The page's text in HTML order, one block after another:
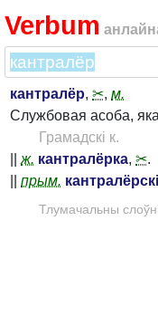
Verbum
кантралёр, ✂, м.
Службовая асоба,
Грамадскі к.
ж. кантралёрка, ✂.
прым. кантралёрскі
Тлумачальны